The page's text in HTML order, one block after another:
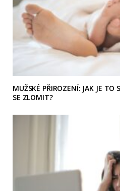
MUŽSKÉ PŘIROZENÍ: JAK JE TO
SE ZLOMIT?